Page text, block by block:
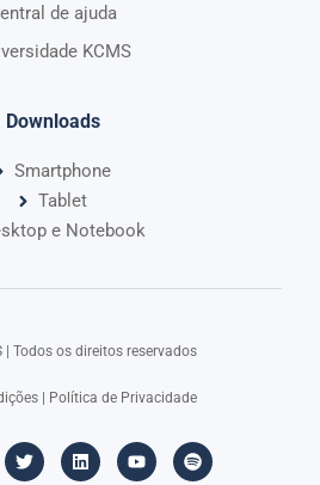
de ajuda
KCMS
Downloads
Smartphone
Tablet
e Notebook
| Todos os direitos reservados​
Política de Privacidade